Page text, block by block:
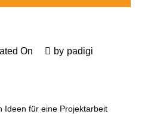
On by padigi
Ideen für eine Projektarbeit